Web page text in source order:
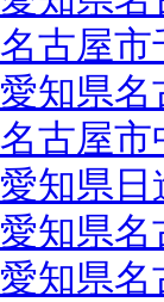
名古屋
愛知県
名古屋
愛知県
愛知県
愛知県